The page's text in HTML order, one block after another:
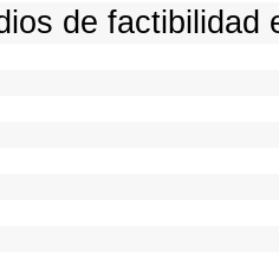
de factibilidad